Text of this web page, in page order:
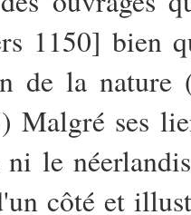
1150] bien
de la nature
Malgré ses
ni le
côté et